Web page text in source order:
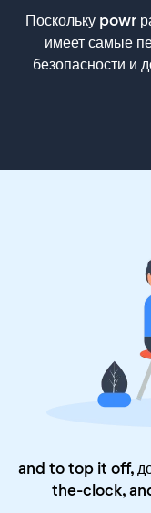
Поскольку powr
имеет самые
безопасности и
and to top it off,
the-clock,